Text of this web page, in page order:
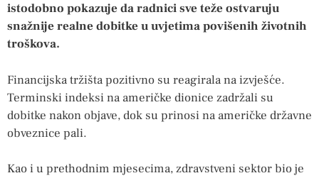
istodobno pokazuje da radnici sve teže ostvaruju
snažnije realne dobitke u uvjetima povišenih životnih
troškova.
Financijska tržišta pozitivno su reagirala na izvješće.
Terminski indeksi na američke dionice zadržali su
dobitke nakon objave, dok su prinosi na američke državne
obveznice pali.
Kao i u prethodnim mjesecima, zdravstveni sektor bio je